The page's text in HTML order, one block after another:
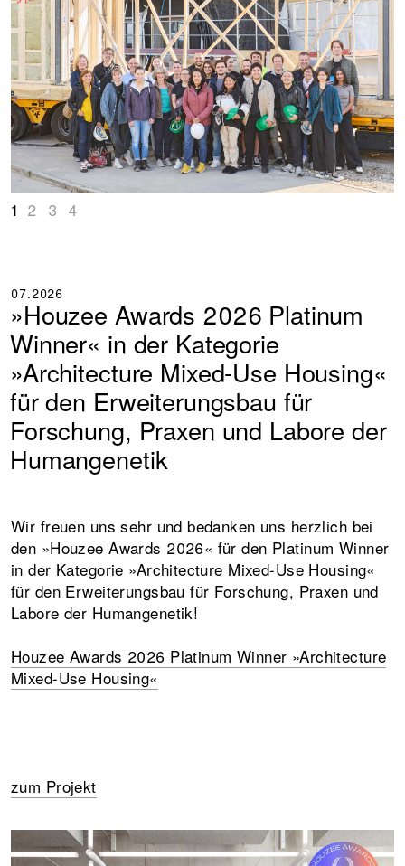
1 2 3 4
07.2026
»Houzee Awards 2026 Platinum
Winner« in der Kategorie
»Architecture Mixed-Use Housing«
für den Erweiterungsbau für
Forschung, Praxen und Labore der
Humangenetik
Wir freuen uns sehr und bedanken uns herzlich bei
den »Houzee Awards 2026« für den Platinum Winner
in der Kategorie »Architecture Mixed-Use Housing«
für den Erweiterungsbau für Forschung, Praxen und
Labore der Humangenetik!
Houzee Awards 2026 Platinum Winner »Architecture
Mixed-Use Housing«
zum Projekt
+